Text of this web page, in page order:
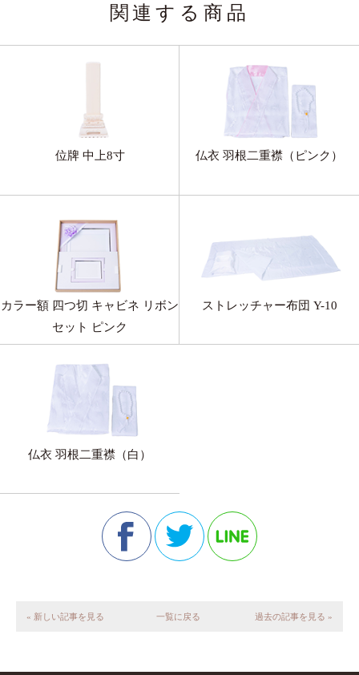
関連する商品
位牌 中上8寸 仏衣 羽根二重襟（ピンク）
カラー額 四つ切 キャビネ リボン
セット ピンク
ストレッチャー布団 Y-10
仏衣 羽根二重襟（白）
« 新しい記事を見る 一覧に戻る 過去の記事を見る »